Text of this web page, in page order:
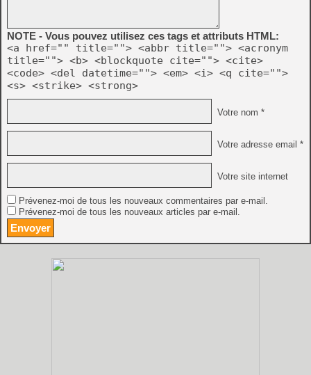
NOTE - Vous pouvez utilisez ces tags et attributs HTML:
<a href="" title=""> <abbr title=""> <acronym
title=""> <b> <blockquote cite=""> <cite>
<code> <del datetime=""> <em> <i> <q cite="">
<s> <strike> <strong>
Votre nom *
Votre adresse email *
Votre site internet
Prévenez-moi de tous les nouveaux commentaires par e-mail.
Prévenez-moi de tous les nouveaux articles par e-mail.